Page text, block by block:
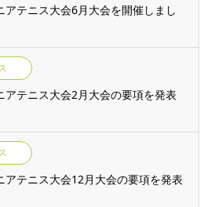
アテニス大会6月大会を開催しまし
アテニス大会2月大会の要項を発表
アテニス大会12月大会の要項を発表